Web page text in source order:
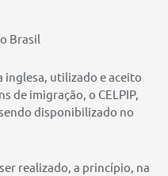
Brasil
inglesa, utilizado e aceito
de imigração, o CELPIP,
disponibilizado no
realizado, a princípio, na